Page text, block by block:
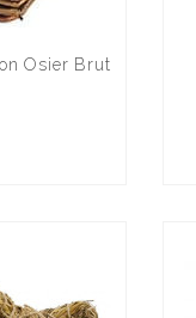
Osier Brut